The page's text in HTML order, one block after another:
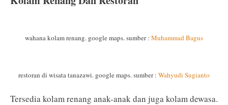
wahana kolam renang. google maps. sumber : Muhammad Bagus
restoran di wisata tanazawi. google maps. sumber : Wahyudi Sugianto
Tersedia kolam renang anak-anak dan juga kolam dewasa.